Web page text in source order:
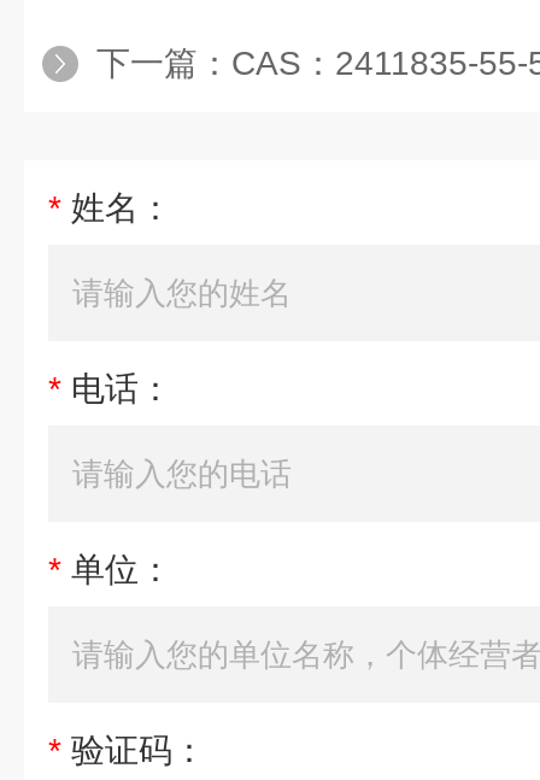
下一篇： CAS：2411835-
* 姓名：
* 电话：
* 单位：
* 验证码：